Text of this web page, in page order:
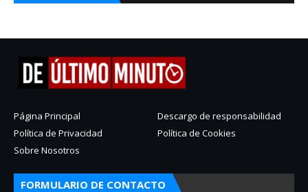
Página Principal
Descargo de responsabilidad
Política de Privacidad
Política de Cookies
Sobre Nosotros
FORMULARIO DE CONTACTO